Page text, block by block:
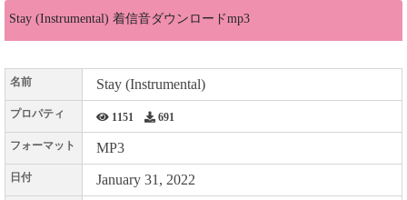
Stay (Instrumental) 着信音ダウンロードmp3
名前 Stay (Instrumental)
プロパティ 1151 691
フォーマット MP3
日付 January 31, 2022